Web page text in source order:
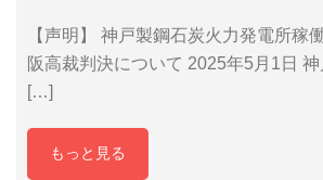
【声明】 神戸製鋼石炭火力発電所稼
阪高裁判決について 2025年5月1日
[…]
もっと見る